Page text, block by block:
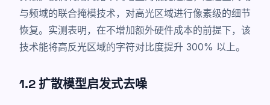
与频域的联合掩模技术，对高光区域进行像素级的细节
恢复。实测表明，在不增加额外硬件成本的前提下，该
技术能将高反光区域的字符对比度提升 300% 以上。
1.2 扩散模型启发式去噪